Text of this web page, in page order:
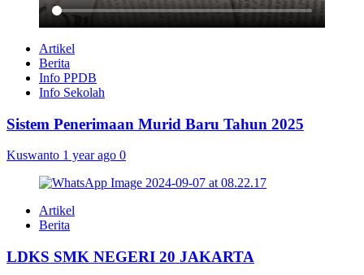
Artikel
Berita
Info PPDB
Info Sekolah
Sistem Penerimaan Murid Baru Tahun 2025
Kuswanto 1 year ago 0
Artikel
Berita
LDKS SMK NEGERI 20 JAKARTA